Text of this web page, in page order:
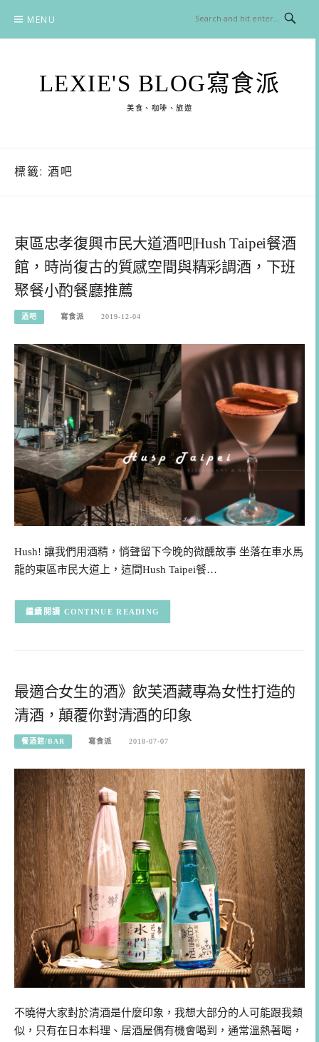
content
MENU
LEXIE'S BLOG寫食派
美食、咖啡、旅遊
標籤: 酒吧
東區忠孝復興市民大道酒吧|Hush Taipei餐酒
館，時尚復古的質感空間與精彩調酒，下班
聚餐小酌餐廳推薦
酒吧 寫食派 2019-12-04
Hush! 讓我們用酒精，悄聲留下今晚的微醺故事 坐落在車水馬
龍的東區市民大道上，這間Hush Taipei餐…
CONTINUE READING
最適合女生的酒》飲芙酒藏專為女性打造的
清酒，顛覆你對清酒的印象
餐酒館/BAR 寫食派 2018-07-07
不曉得大家對於清酒是什麼印象，我想大部分的人可能跟我類
似，只有在日本料理、居酒屋偶有機會喝到，通常溫熱著喝，